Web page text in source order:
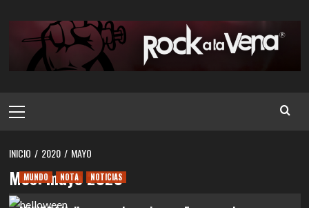
contenido
principal
INICIO 2020 MAYO
Mes:mayo 2020
MUNDO NOTA NOTICIAS